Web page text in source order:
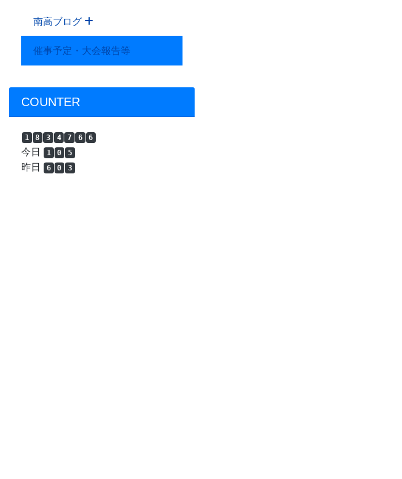
南高ブログ
催事予定・大会報告等
COUNTER
1 8 3 4 7 6 6
今日 1 0 5
昨日 6 0 3